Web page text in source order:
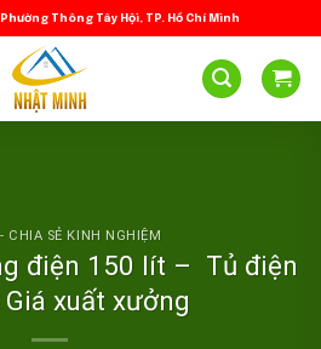
Thông Tây Hội, TP. Hồ Chí Minh
CHIA SẺ KINH NGHIỆM
điện 150 lít – Tủ điện
xuất xưởng